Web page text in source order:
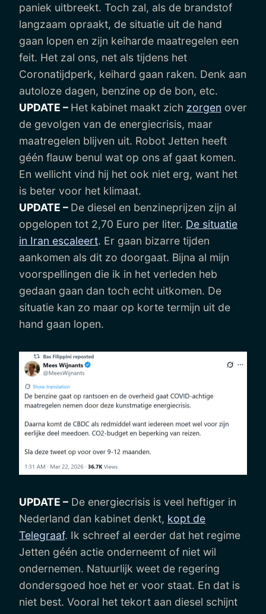
paniek uitbreekt. Toch zal, als de brandstof
langzaam opraakt, de situatie uit de hand
gaan lopen en zijn keiharde maatregelen een
feit. Het zal ons, net als tijdens het
Coronatijdperk, keihard gaan raken. Denk aan
autoloze dagen, benzine op de bon, etc.
UPDATE – Het kabinet maakt zich zorgen over
de gevolgen van de energiecrisis, maar
maatregelen blijven uit. Robot Jetten heeft
géén flauw benul wat op ons af gaat komen.
En wellicht vind hij het ook niet erg, want het
is beter voor het klimaat.
UPDATE – De diesel en benzineprijzen zijn al
opgelopen tot 2,70 Euro per liter. De situatie
in Iran escaleert. Er gaan bizarre tijden
aankomen als dit zo doorgaat. Bijna al mijn
voorspellingen die ik in het verleden heb
gedaan gaan dan toch echt uitkomen. De
situatie kan zo maar op korte termijn uit de
hand gaan lopen.
UPDATE – De energiecrisis is veel heftiger in
Nederland dan kabinet denkt, kopt de
Telegraaf. Ik schreef al eerder dat het regime
Jetten géén actie onderneemt of niet wil
ondernemen. Natuurlijk weet de regering
dondersgoed hoe het er voor staat. En dat is
niet best. Vooral het tekort aan diesel schijnt